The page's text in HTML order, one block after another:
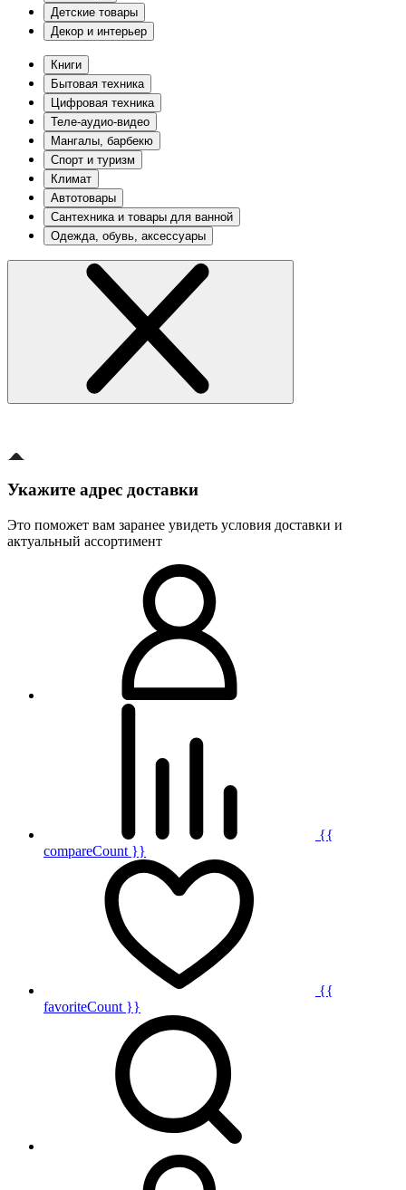
Детские товары
Декор и интерьер
Книги
Бытовая техника
Цифровая техника
Теле-аудио-видео
Мангалы, барбекю
Спорт и туризм
Климат
Автотовары
Сантехника и товары для ванной
Одежда, обувь, аксессуары
Укажите адрес доставки
Это поможет вам заранее увидеть условия доставки и
актуальный ассортимент
{{
compareCount }}
{{
favoriteCount }}